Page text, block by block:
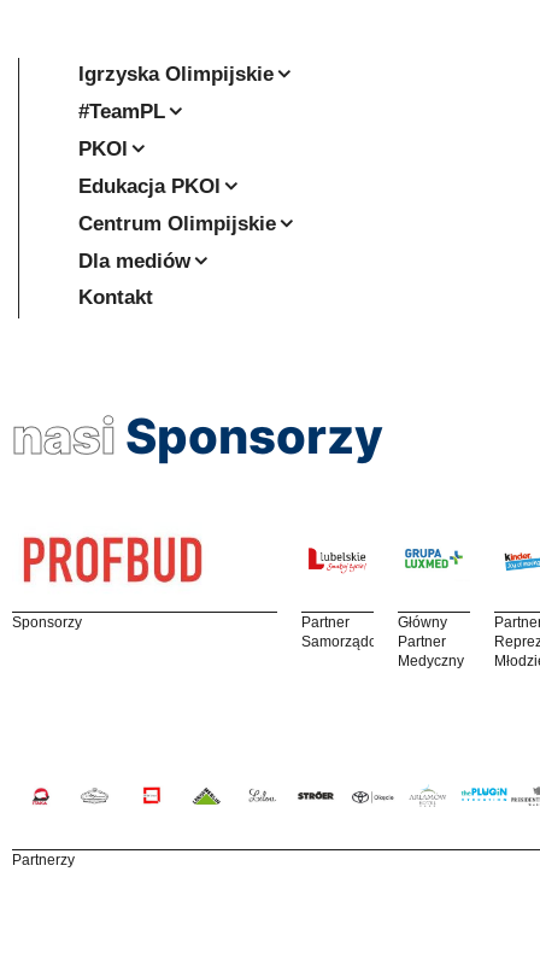
Igrzyska Olimpijskie
#TeamPL
PKOl
Edukacja PKOl
Centrum Olimpijskie
Dla mediów
Kontakt
nasi Sponsorzy
Sponsorzy
Partner
Samorządowy
Główny
Partner
Medyczny
Partnerzy